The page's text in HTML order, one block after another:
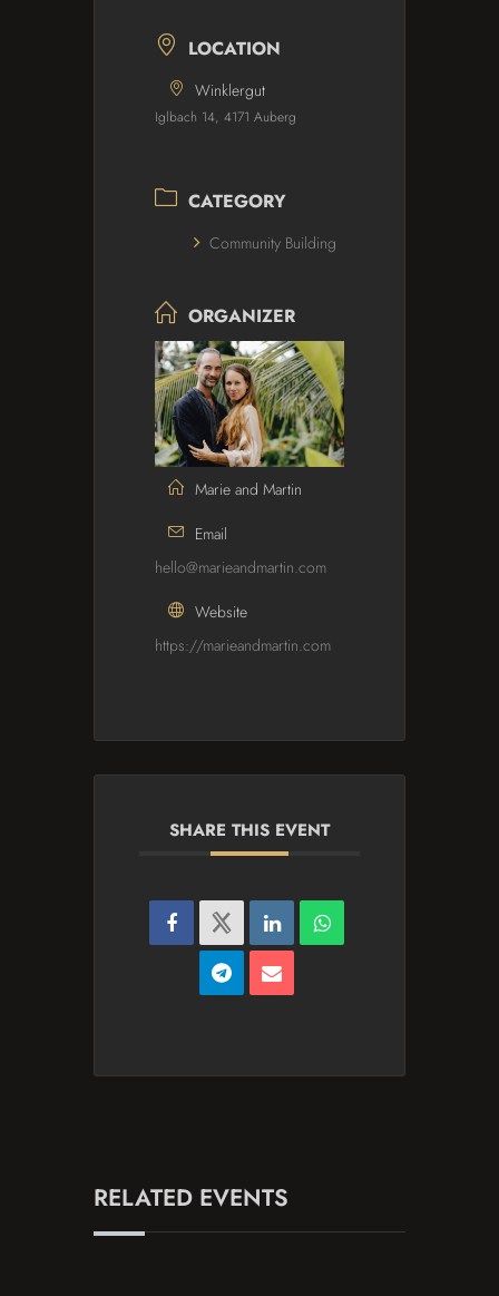
LOCATION
Winklergut
Iglbach 14, 4171 Auberg
CATEGORY
Community Building
ORGANIZER
Marie and Martin
Email
hello@marieandmartin.com
Website
https://marieandmartin.com
SHARE THIS EVENT
RELATED EVENTS